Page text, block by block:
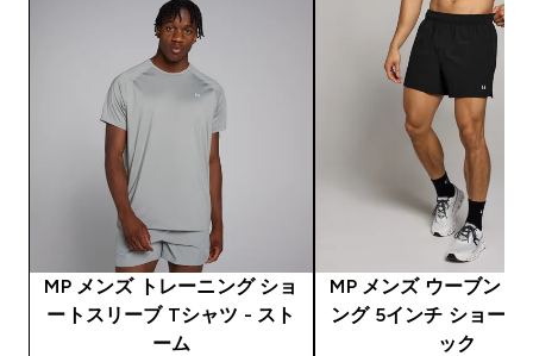
MP メンズ トレーニング ショ
ートスリーブ Tシャツ - スト
ーム
MP メンズ ウーブン ト
ング 5インチ ショーツ
ック